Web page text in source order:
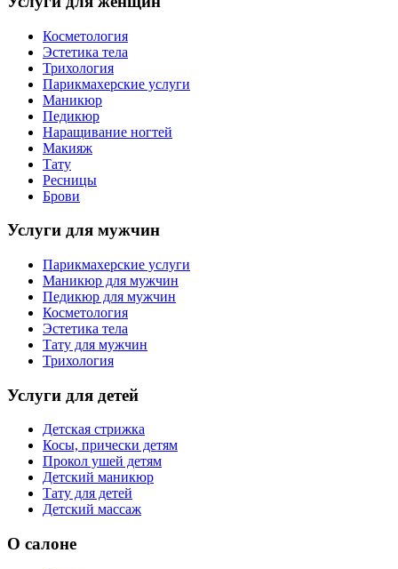
Косметология
Эстетика тела
Трихология
Парикмахерские услуги
Маникюр
Педикюр
Наращивание ногтей
Макияж
Тату
Ресницы
Брови
Услуги для мужчин
Парикмахерские услуги
Маникюр для мужчин
Педикюр для мужчин
Косметология
Эстетика тела
Тату для мужчин
Трихология
Услуги для детей
Детская стрижка
Косы, прически детям
Прокол ушей детям
Детский маникюр
Тату для детей
Детский массаж
О салоне